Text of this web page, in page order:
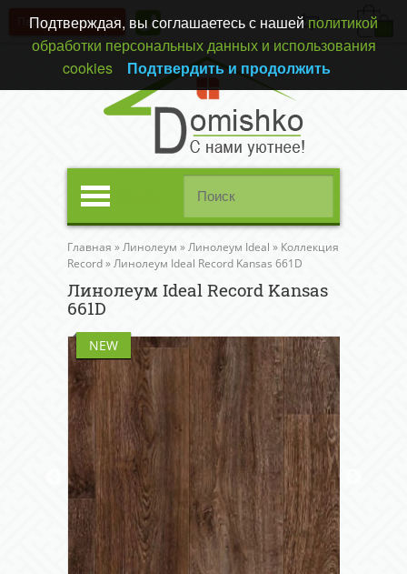
(0)
Перезвонить вам?
Главная »Линолеум »Линолеум Ideal » Коллекция
Record»Линолеум Ideal Record Kansas 661D
Линолеум Ideal Record Kansas
661D
NEW
Подтверждая, вы соглашаетесь с нашей политикой
обработки персональных данных и использования
cookies
Подтвердить и продолжить